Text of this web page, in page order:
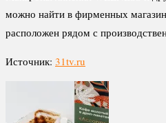
можно найти в фирменных
расположен рядом с
Источник: 31tv.ru